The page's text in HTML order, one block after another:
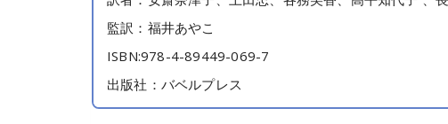
監訳：福井あやこ
ISBN:978-4-89449-069-7
出版社：バベルプレス